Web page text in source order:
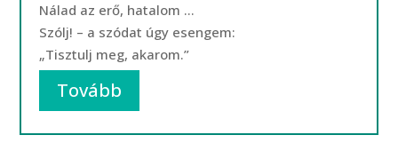
Nálad az erő, hatalom …
Szólj! – a szódat úgy esengem:
„Tisztulj meg, akarom.”
Tovább